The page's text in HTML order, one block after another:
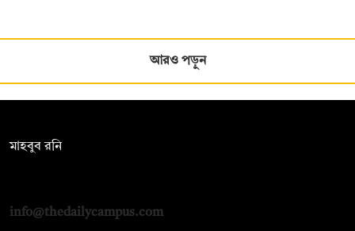
আরও পড়ুন
মাহবুব রনি
info@thedailycampus.com